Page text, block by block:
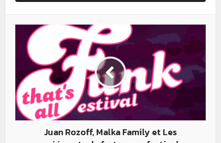
Juan Rozoff, Malka Family et Les